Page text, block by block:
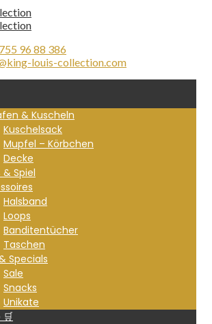
96 88 386
louis-collection.com
& Kuscheln
Kuschelsack
Mupfel – Körbchen
Decke
Spiel
Halsband
Loops
Banditentücher
Taschen
Specials
Sale
Snacks
Unikate